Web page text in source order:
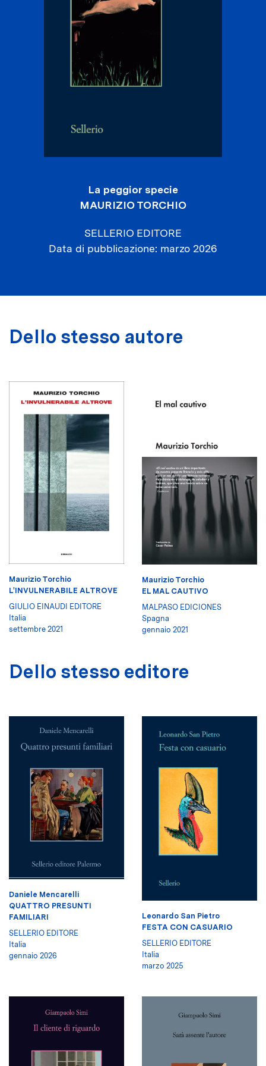
La peggior specie
MAURIZIO TORCHIO
SELLERIO EDITORE
Data di pubblicazione marzo 2026
Dello stesso autore
Maurizio Torchio
L'INVULNERABILE ALTROVE
GIULIO EINAUDI EDITORE
Italia
settembre 2021
Maurizio Torchio
EL MAL CAUTIVO
MALPASO EDICIONES
Spagna
gennaio 2021
Dello stesso editore
Daniele Mencarelli
QUATTRO PRESUNTI
FAMILIARI
SELLERIO EDITORE
Italia
gennaio 2026
Leonardo San Pietro
FESTA CON CASUARIO
SELLERIO EDITORE
Italia
marzo 2025